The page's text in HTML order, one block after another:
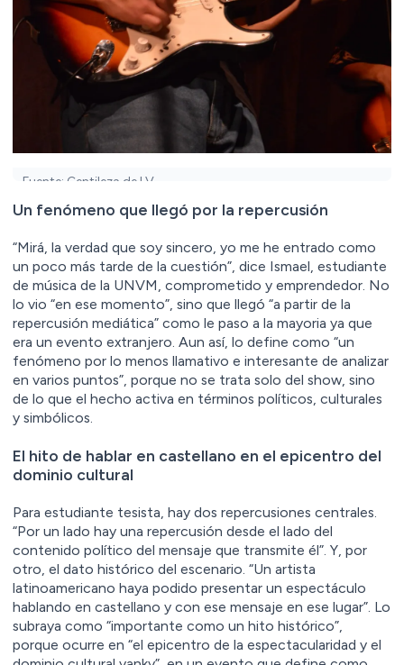
Fuente: Gentileza de I.V.
Un fenómeno que llegó por la repercusión
“Mirá, la verdad que soy sincero, yo me he entrado como
un poco más tarde de la cuestión”, dice Ismael, estudiante
de música de la UNVM, comprometido y emprendedor. No
lo vio “en ese momento”, sino que llegó “a partir de la
repercusión mediática” como le paso a la mayoria ya que
era un evento extranjero. Aun así, lo define como “un
fenómeno por lo menos llamativo e interesante de analizar
en varios puntos”, porque no se trata solo del show, sino
de lo que el hecho activa en términos políticos, culturales
y simbólicos.
El hito de hablar en castellano en el epicentro del
dominio cultural
Para estudiante tesista, hay dos repercusiones centrales.
“Por un lado hay una repercusión desde el lado del
contenido político del mensaje que transmite él”. Y, por
otro, el dato histórico del escenario. “Un artista
latinoamericano haya podido presentar un espectáculo
hablando en castellano y con ese mensaje en ese lugar”. Lo
subraya como “importante como un hito histórico”,
porque ocurre en “el epicentro de la espectacularidad y el